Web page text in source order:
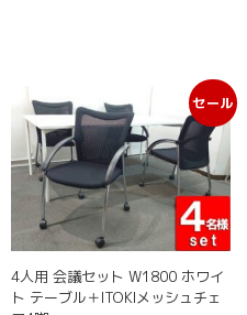
セール
4人用 会議セット W1800 ホワイ
ト テーブル＋ITOKIメッシュチェ